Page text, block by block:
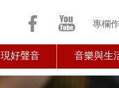
專欄
好聲音 音樂與生